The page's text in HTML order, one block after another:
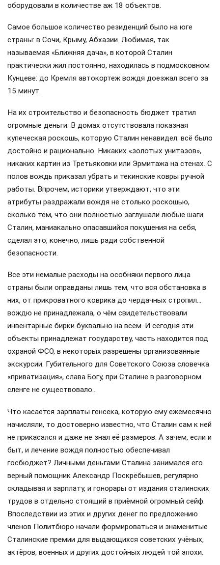
оборудовали в количестве аж 18 объектов.
Самое большое количество резиденций было на юге
страны: в Сочи, Крыму, Абхазии. Любимая, так
называемая «Ближняя дача», в которой Сталин
практически жил постоянно, находилась в подмосковном
Кунцеве: до Кремля автокортеж вождя доезжал всего за
15 минут.
На их строительство и безопасность бюджет тратил
огромные деньги. В домах отсутствовала показная
купеческая роскошь, которую Сталин ненавидел: всё было
достойно и рационально. Никаких «золотых унитазов»,
никаких картин из Третьяковки или Эрмитажа на стенах. С
полов вождь приказал убрать и текинские ковры ручной
работы. Впрочем, историки утверждают, что эти
атрибуты раздражали вождя не столько роскошью,
сколько тем, что они полностью заглушали любые шаги.
Сталин, маниакально опасавшийся покушения на себя,
сделал это, конечно, лишь ради собственной
безопасности.
Все эти немалые расходы на особняки первого лица
страны были оправданы лишь тем, что вся обстановка в
них, от прикроватного коврика до чердачных стропил…
вождю не принадлежала, о чём свидетельствовали
инвентарные бирки буквально на всём. И сегодня эти
объекты принадлежат государству, часть находится под
охраной ФСО, в некоторых разрешены организованные
экскурсии. Губительного для Советского Союза словечка
«приватизация», слава Богу, при Сталине в разговорном
сленге не существовало…
Что касается зарплаты генсека, которую ему ежемесячно
начисляли, то достоверно известно, что Сталин сам к ней
не прикасался и даже не знал её размеров. А зачем, если и
быт, и лечение вождя полностью обеспечивал
госбюджет? Личными деньгами Сталина занимался его
верный помощник Александр Поскрёбышев, регулярно
складывая и зарплату, и гонорары от издания сталинских
трудов в отдельно стоящий в приёмной огромный сейф.
Впоследствии из этих и других денег по предложению
членов Политбюро начали формироваться и знаменитые
Сталинские премии для выдающихся советских учёных,
актёров, военных и других достойных людей той эпохи.